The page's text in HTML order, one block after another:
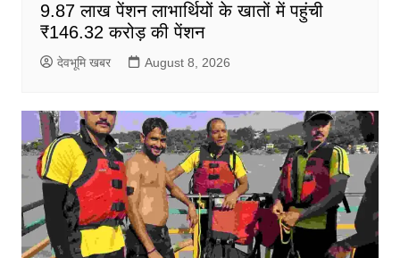
9.87 लाख पेंशन लाभार्थियों के खातों में पहुंची
₹146.32 करोड़ की पेंशन
देवभूमि खबर August 8, 2026